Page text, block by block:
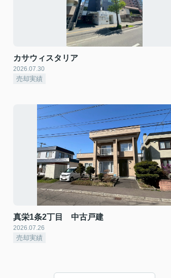
カサウィスタリア
2026.07.30
売却実績
真栄1条2丁目 中古戸建
2026.07.26
売却実績